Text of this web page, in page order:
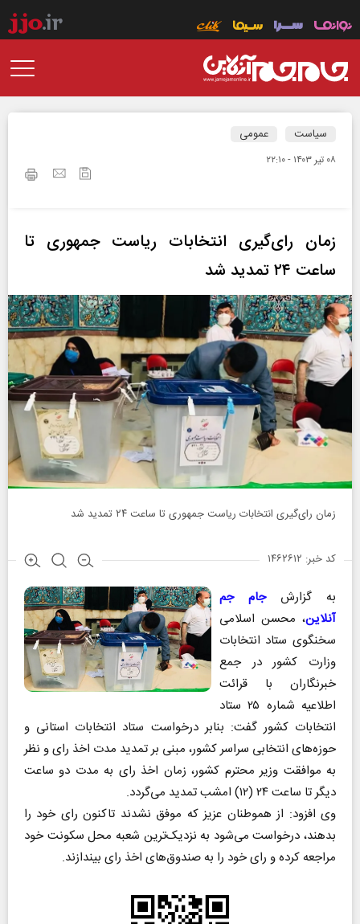
سیاست عمومی
۰۸ تير ۱۴۰۳ - ۲۲:۱۰
زمان رای‌گیری انتخابات ریاست جمهوری تا
ساعت ۲۴ تمدید شد
زمان رای‌گیری انتخابات ریاست جمهوری تا ساعت ۲۴ تمدید شد
کد خبر: ۱۴۶۲۶۱۲
به گزارشجام جم
آنلاین، محسن اسلامی
سخنگوی ستاد انتخابات
وزارت کشور در جمع
خبرنگاران با قرائت
اطلاعیه شماره ۲۵ ستاد
انتخابات کشور گفت: بنابر درخواست ستاد انتخابات استانی و
حوزه‌های انتخابی سراسر کشور، مبنی بر تمدید مدت اخذ رای و نظر
به موافقت وزیر محترم کشور، زمان اخذ رای به مدت دو ساعت
دیگر تا ساعت ۲۴ (۱۲) امشب تمدید می‌گردد.
وی افزود: از هموطنان عزیز که موفق نشدند تاکنون رای خود را
بدهند، درخواست می‌شود به نزدیک‌ترین شعبه محل سکونت خود
مراجعه کرده و رای خود را به صندوق‌های اخذ رای بیندازند.